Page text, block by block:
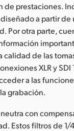
de prestaciones.
a partir de
Por otra parte,
de las
XLR y SDI
a las
grabación.
con
Estos filtros de 1/